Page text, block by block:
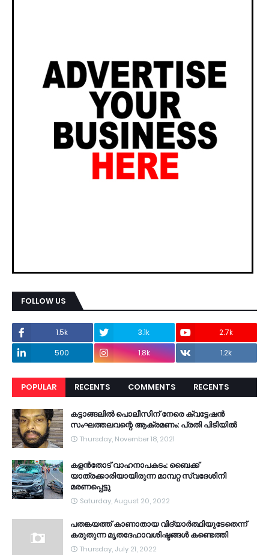
FOLLOW US
1.5k 3.1k
2.7k
500
1.8k 1.2k
POPULAR RECENTS COMMENTS RECENTS
കട്ടാങ്ങലിൽ പൊലീസിന് നേരെ ക്വട്ടേഷൻ
സംഘത്തലവന്റെ ആക്രമണം: പ്രതി പിടിയിൽ
Thursday, November 18, 2021
കളൻതോട് വാഹനാപകടം: ബൈക്ക്
യാത്രക്കാരിയായിരുന്ന മാമ്പറ്റ സ്വദേശിനി
മരണപ്പെട്ടു
Saturday, August 20, 2022
പതങ്കയത്ത് കാണാതായ വിദ്യാർത്ഥിയുടേതെന്ന്
കരുതുന്ന മൃതദേഹാവശിഷ്ടങ്ങൾ കണ്ടെത്തി
Thursday, July 21, 2022